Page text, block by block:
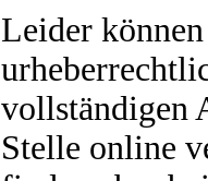
Leider
voll­stän­di­gen
Stelle online